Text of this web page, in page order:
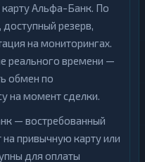
Альфа-Банк. По
резерв,
на мониторингах.
реального времени —
обмен по
на момент сделки.
— востребованный
на привычную карту или
для оплаты